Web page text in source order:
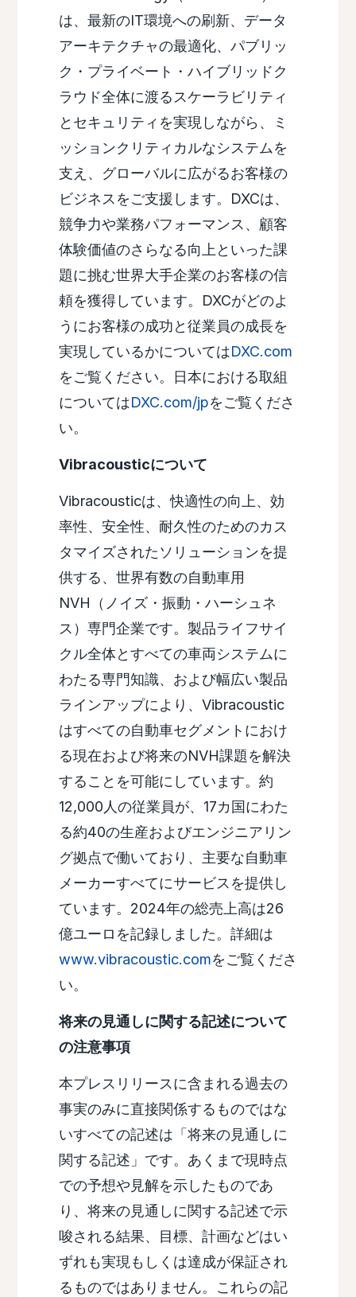
は、最新のIT環境への刷新、データ
アーキテクチャの最適化、パブリッ
ク・プライベート・ハイブリッドク
ラウド全体に渡るスケーラビリティ
とセキュリティを実現しながら、ミ
ッションクリティカルなシステムを
支え、グローバルに広がるお客様の
ビジネスをご支援します。DXCは、
競争力や業務パフォーマンス、顧客
体験価値のさらなる向上といった課
題に挑む世界大手企業のお客様の信
頼を獲得しています。DXCがどのよ
うにお客様の成功と従業員の成長を
実現しているかについてはDXC.com
をご覧ください。日本における取組
についてはDXC.com/jpをご覧くださ
い。
Vibracousticについて
Vibracousticは、快適性の向上、効
率性、安全性、耐久性のためのカス
タマイズされたソリューションを提
供する、世界有数の自動車用
NVH（ノイズ・振動・ハーシュネ
ス）専門企業です。製品ライフサイ
クル全体とすべての車両システムに
わたる専門知識、および幅広い製品
ラインアップにより、Vibracoustic
はすべての自動車セグメントにおけ
る現在および将来のNVH課題を解決
することを可能にしています。約
12,000人の従業員が、17カ国にわた
る約40の生産およびエンジニアリン
グ拠点で働いており、主要な自動車
メーカーすべてにサービスを提供し
ています。2024年の総売上高は26
億ユーロを記録しました。詳細は
www.vibracoustic.comをご覧くださ
い。
将来の見通しに関する記述について
の注意事項
本プレスリリースに含まれる過去の
事実のみに直接関係するものではな
いすべての記述は「将来の見通しに
関する記述」です。あくまで現時点
での予想や見解を示したものであ
り、将来の見通しに関する記述で示
唆される結果、目標、計画などはい
ずれも実現もしくは達成が保証され
るものではありません。これらの記